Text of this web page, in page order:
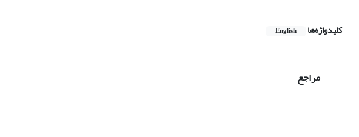
کلیدواژه‌ها English
مراجع